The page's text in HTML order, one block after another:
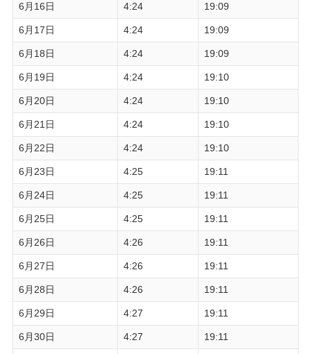
6月16日 4:24 19:09
6月17日 4:24 19:09
6月18日 4:24 19:09
6月19日 4:24 19:10
6月20日 4:24 19:10
6月21日 4:24 19:10
6月22日 4:24 19:10
6月23日 4:25 19:11
6月24日 4:25 19:11
6月25日 4:25 19:11
6月26日 4:26 19:11
6月27日 4:26 19:11
6月28日 4:26 19:11
6月29日 4:27 19:11
6月30日 4:27 19:11